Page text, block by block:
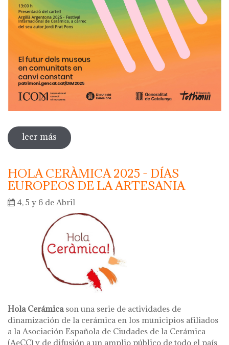
leer más sobre dia internacional de los museos
2025
HOLA CERÀMICA 2025 - DÍAS
EUROPEOS DE LA ARTESANIA
4, 5 y 6 de Abril
Hola Cerámica son una serie de actividades de
dinamización de la cerámica en los municipios afiliados
a la Asociación Española de Ciudades de la Cerámica
(AeCC) y de difusión a un amplio público de todo el país